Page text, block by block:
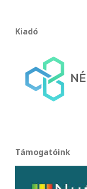
Kiadó
Támogatóink